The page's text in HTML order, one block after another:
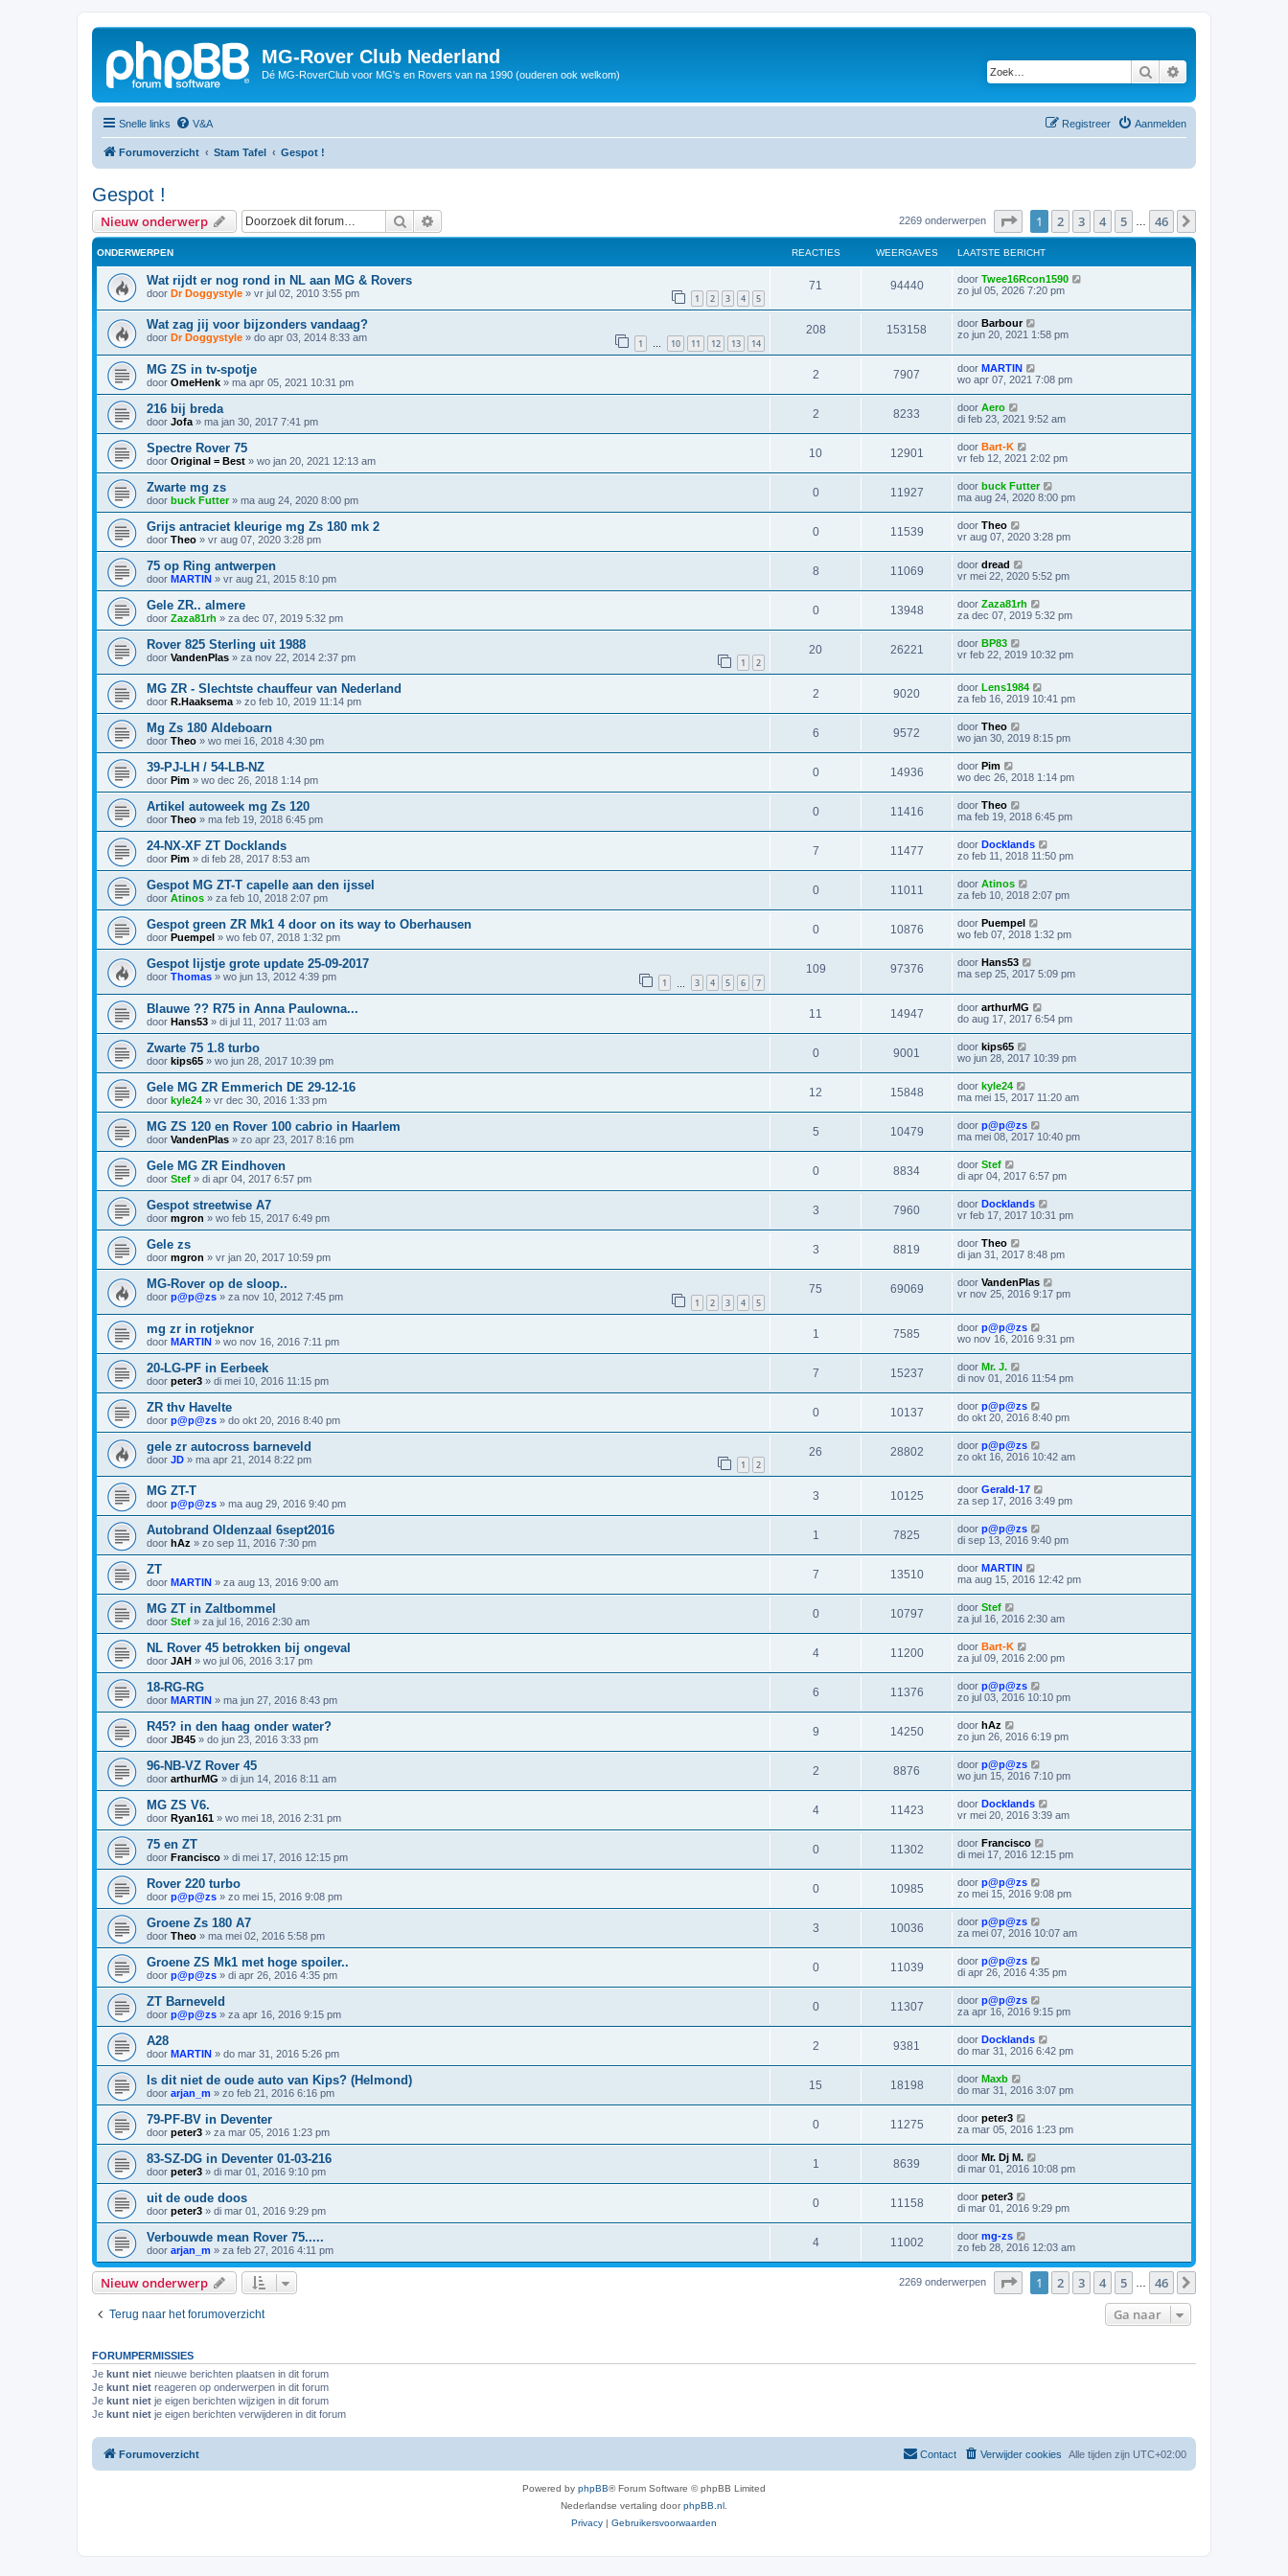
MG-Rover Club Nederland
Dé MG-RoverClub voor MG's en Rovers van na 1990 (ouderen ook welkom) Zoek
Snelle links V&A Aanmelden
Registreer
Forumoverzicht Stam Tafel Gespot !
Gespot !
Nieuw onderwerp Zoek 2269 onderwerpen Pagina1 van 46
1 2 3 4 5 46
ONDERWERPEN REACTIES WEERGAVES LAATSTE BERICHT
Wat rijdt er nog rond in NL aan MG & Rovers
door Dr Doggystyle » vr jul 02, 2010 3:55 pm 1 2 3 4 5
71 94440 door Twee16Rcon1590
zo jul 05, 2026 7:20 pm
Wat zag jij voor bijzonders vandaag?
door Dr Doggystyle » do apr 03, 2014 8:33 am 1 … 10 11 12 13 14
208 153158 door Barbour
zo jun 20, 2021 1:58 pm
MG ZS in tv-spotje
door OmeHenk » ma apr 05, 2021 10:31 pm
2 7907 door MARTIN
wo apr 07, 2021 7:08 pm
216 bij breda
door Jofa » ma jan 30, 2017 7:41 pm
2 8233 door Aero
di feb 23, 2021 9:52 am
Spectre Rover 75
door Original = Best » wo jan 20, 2021 12:13 am
10 12901 door Bart-K
vr feb 12, 2021 2:02 pm
Zwarte mg zs
door buck Futter» ma aug 24, 2020 8:00 pm
0 11927 door buck Futter
ma aug 24, 2020 8:00 pm
Grijs antraciet kleurige mg Zs 180 mk 2
door Theo » vr aug 07, 2020 3:28 pm
0 11539 door Theo
vr aug 07, 2020 3:28 pm
75 op Ring antwerpen
door MARTIN » vr aug 21, 2015 8:10 pm
8 11069 door dread
vr mei 22, 2020 5:52 pm
Gele ZR.. almere
door Zaza81rh » za dec 07, 2019 5:32 pm
0 13948 door Zaza81rh
za dec 07, 2019 5:32 pm
Rover 825 Sterling uit 1988
door VandenPlas » za nov 22, 2014 2:37 pm 1 2
20 26221 door BP83
vr feb 22, 2019 10:32 pm
MG ZR - Slechtste chauffeur van Nederland
door R.Haaksema» zo feb 10, 2019 11:14 pm
2 9020 door Lens1984
za feb 16, 2019 10:41 pm
Mg Zs 180 Aldeboarn
door Theo » wo mei 16, 2018 4:30 pm
6 9572 door Theo
wo jan 30, 2019 8:15 pm
39-PJ-LH / 54-LB-NZ
door Pim » wo dec 26, 2018 1:14 pm
0 14936 door Pim
wo dec 26, 2018 1:14 pm
Artikel autoweek mg Zs 120
door Theo » ma feb 19, 2018 6:45 pm
0 11416 door Theo
ma feb 19, 2018 6:45 pm
24-NX-XF ZT Docklands
door Pim » di feb 28, 2017 8:53 am
7 11477 door Docklands
zo feb 11, 2018 11:50 pm
Gespot MG ZT-T capelle aan den ijssel
door Atinos » za feb 10, 2018 2:07 pm
0 11011 door Atinos
za feb 10, 2018 2:07 pm
Gespot green ZR Mk1 4 door on its way to Oberhausen
door Puempel » wo feb 07, 2018 1:32 pm
0 10876 door Puempel
wo feb 07, 2018 1:32 pm
Gespot lijstje grote update 25-09-2017
door Thomas » wo jun 13, 2012 4:39 pm 1 3 4 5 6 7
109 97376 door Hans53
ma sep 25, 2017 5:09 pm
Blauwe ?? R75 in Anna Paulowna...
door Hans53 » di jul 11, 2017 11:03 am
11 14947 door arthurMG
do aug 17, 2017 6:54 pm
Zwarte 75 1.8 turbo
door kips65 » wo jun 28, 2017 10:39 pm
0 9001 door kips65
wo jun 28, 2017 10:39 pm
Gele MG ZR Emmerich DE 29-12-16
door kyle24 » vr dec 30, 2016 1:33 pm
12 15848 door kyle24
ma mei 15, 2017 11:20 am
MG ZS 120 en Rover 100 cabrio in Haarlem
door VandenPlas » zo apr 23, 2017 8:16 pm
5 10479 door p@p@zs
ma mei 08, 2017 10:40 pm
Gele MG ZR Eindhoven
door Stef » di apr 04, 2017 6:57 pm
0 8834 door Stef
di apr 04, 2017 6:57 pm
Gespot streetwise A7
door mgron » wo feb 15, 2017 6:49 pm
3 7960 door Docklands
vr feb 17, 2017 10:31 pm
Gele zs
door mgron » vr jan 20, 2017 10:59 pm
3 8819 door Theo
di jan 31, 2017 8:48 pm
MG-Rover op de sloop..
door p@p@zs » za nov 10, 2012 7:45 pm 1 2 3 4 5
75 69069 door VandenPlas
vr nov 25, 2016 9:17 pm
mg zr in rotjeknor
door MARTIN » wo nov 16, 2016 7:11 pm
1 7585 door p@p@zs
wo nov 16, 2016 9:31 pm
20-LG-PF in Eerbeek
door peter3 » di mei 10, 2016 11:15 pm
7 15237 door Mr. J.
di nov 01, 2016 11:54 pm
ZR thv Havelte
door p@p@zs » do okt 20, 2016 8:40 pm
0 10137 door p@p@zs
do okt 20, 2016 8:40 pm
gele zr autocross barneveld
door JD » ma apr 21, 2014 8:22 pm 1 2
26 28802 door p@p@zs
zo okt 16, 2016 10:42 am
MG ZT-T
door p@p@zs » ma aug 29, 2016 9:40 pm
3 10125 door Gerald-17
za sep 17, 2016 3:49 pm
Autobrand Oldenzaal 6sept2016
door hAz » zo sep 11, 2016 7:30 pm
1 7825 door p@p@zs
di sep 13, 2016 9:40 pm
ZT
door MARTIN » za aug 13, 2016 9:00 am
7 13510 door MARTIN
ma aug 15, 2016 12:42 pm
MG ZT in Zaltbommel
door Stef » za jul 16, 2016 2:30 am
0 10797 door Stef
za jul 16, 2016 2:30 am
NL Rover 45 betrokken bij ongeval
door JAH » wo jul 06, 2016 3:17 pm
4 11200 door Bart-K
za jul 09, 2016 2:00 pm
18-RG-RG
door MARTIN » ma jun 27, 2016 8:43 pm
6 11376 door p@p@zs
zo jul 03, 2016 10:10 pm
R45? in den haag onder water?
door JB45 » do jun 23, 2016 3:33 pm
9 14250 door hAz
zo jun 26, 2016 6:19 pm
96-NB-VZ Rover 45
door arthurMG » di jun 14, 2016 8:11 am
2 8876 door p@p@zs
wo jun 15, 2016 7:10 pm
MG ZS V6.
door Ryan161 » wo mei 18, 2016 2:31 pm
4 11423 door Docklands
vr mei 20, 2016 3:39 am
75 en ZT
door Francisco » di mei 17, 2016 12:15 pm
0 11302 door Francisco
di mei 17, 2016 12:15 pm
Rover 220 turbo
door p@p@zs » zo mei 15, 2016 9:08 pm
0 10985 door p@p@zs
zo mei 15, 2016 9:08 pm
Groene Zs 180 A7
door Theo » ma mei 02, 2016 5:58 pm
3 10036 door p@p@zs
za mei 07, 2016 10:07 am
Groene ZS Mk1 met hoge spoiler..
door p@p@zs » di apr 26, 2016 4:35 pm
0 11039 door p@p@zs
di apr 26, 2016 4:35 pm
ZT Barneveld
door p@p@zs » za apr 16, 2016 9:15 pm
0 11307 door p@p@zs
za apr 16, 2016 9:15 pm
A28
door MARTIN » do mar 31, 2016 5:26 pm
2 9381 door Docklands
do mar 31, 2016 6:42 pm
Is dit niet de oude auto van Kips? (Helmond)
door arjan_m » zo feb 21, 2016 6:16 pm
15 18198 door Maxb
do mar 31, 2016 3:07 pm
79-PF-BV in Deventer
door peter3 » za mar 05, 2016 1:23 pm
0 11275 door peter3
za mar 05, 2016 1:23 pm
83-SZ-DG in Deventer 01-03-216
door peter3 » di mar 01, 2016 9:10 pm
1 8639 door Mr. Dj M.
di mar 01, 2016 10:08 pm
uit de oude doos
door peter3 » di mar 01, 2016 9:29 pm
0 11158 door peter3
di mar 01, 2016 9:29 pm
Verbouwde mean Rover 75.....
door arjan_m » za feb 27, 2016 4:11 pm
4 11002 door mg-zs
zo feb 28, 2016 12:03 am
Nieuw onderwerp 2269 onderwerpen Pagina1 van 46
1 2 3 4 5 46
Terug naar het forumoverzicht Ga naar
FORUMPERMISSIES
Je kunt niet nieuwe berichten plaatsen in dit forum
Je kunt niet reageren op onderwerpen in dit forum
Je kunt niet je eigen berichten wijzigen in dit forum
Je kunt niet je eigen berichten verwijderen in dit forum
Forumoverzicht Alle tijden zijn UTC+02:00
Verwijder cookies
Contact
Powered by phpBB® Forum Software © phpBB Limited
Nederlandse vertaling doorphpBB.nl
Privacy | Gebruikersvoorwaarden